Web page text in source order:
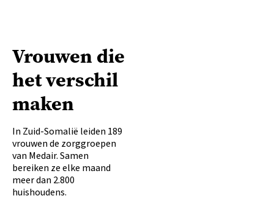
Vrouwen die
het verschil
maken
In Zuid-Somalië leiden 189
vrouwen de zorggroepen
van Medair. Samen
bereiken ze elke maand
meer dan 2.800
huishoudens.